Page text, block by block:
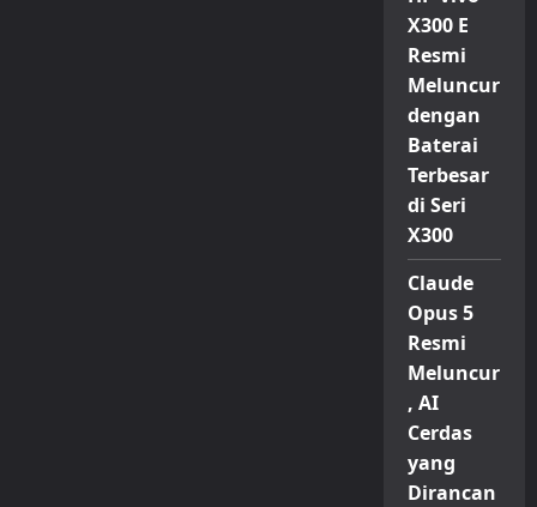
X300 E
Resmi
Meluncur
dengan
Baterai
Terbesar
di Seri
X300
Claude
Opus 5
Resmi
Meluncur
, AI
Cerdas
yang
Dirancan